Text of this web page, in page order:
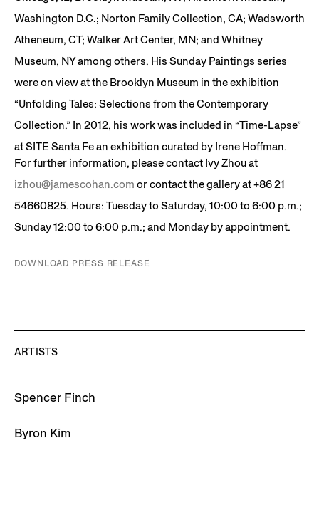
Washington D.C.; Norton Family Collection, CA; Wadsworth
Atheneum, CT; Walker Art Center, MN; and Whitney
Museum, NY among others. His Sunday Paintings series
were on view at the Brooklyn Museum in the exhibition
“Unfolding Tales: Selections from the Contemporary
Collection.” In 2012, his work was included in “Time-Lapse”
at SITE Santa Fe an exhibition curated by Irene Hoffman.
For further information, please contact Ivy Zhou at
izhou@jamescohan.com or contact the gallery at +86 21
54660825. Hours: Tuesday to Saturday, 10:00 to 6:00 p.m.;
Sunday 12:00 to 6:00 p.m.; and Monday by appointment.
DOWNLOAD PRESS RELEASE
ARTISTS
Spencer Finch
Byron Kim